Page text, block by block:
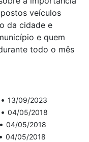
veículos
da cidade e
e quem
todo o mês
• 13/09/2023
• 04/05/2018
• 04/05/2018
• 04/05/2018